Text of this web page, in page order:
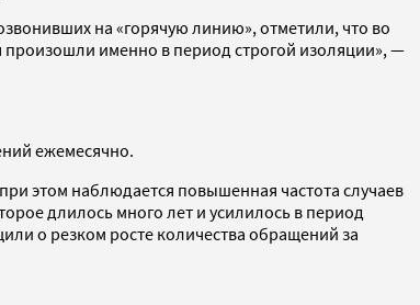
на «горячую линию», отметили, что во
произошли именно в период строгой изоляции», —
ежемесячно.
этом наблюдается повышенная частота случаев
длилось много лет и усилилось в период
о резком росте количества обращений за